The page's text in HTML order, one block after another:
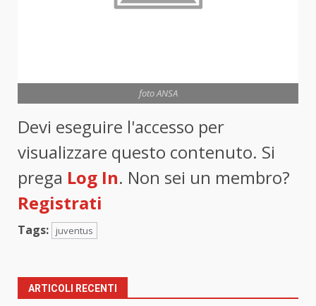
foto ANSA
Devi eseguire l'accesso per
visualizzare questo contenuto. Si
prega Log In. Non sei un membro?
Registrati
Tags: juventus
ARTICOLI RECENTI